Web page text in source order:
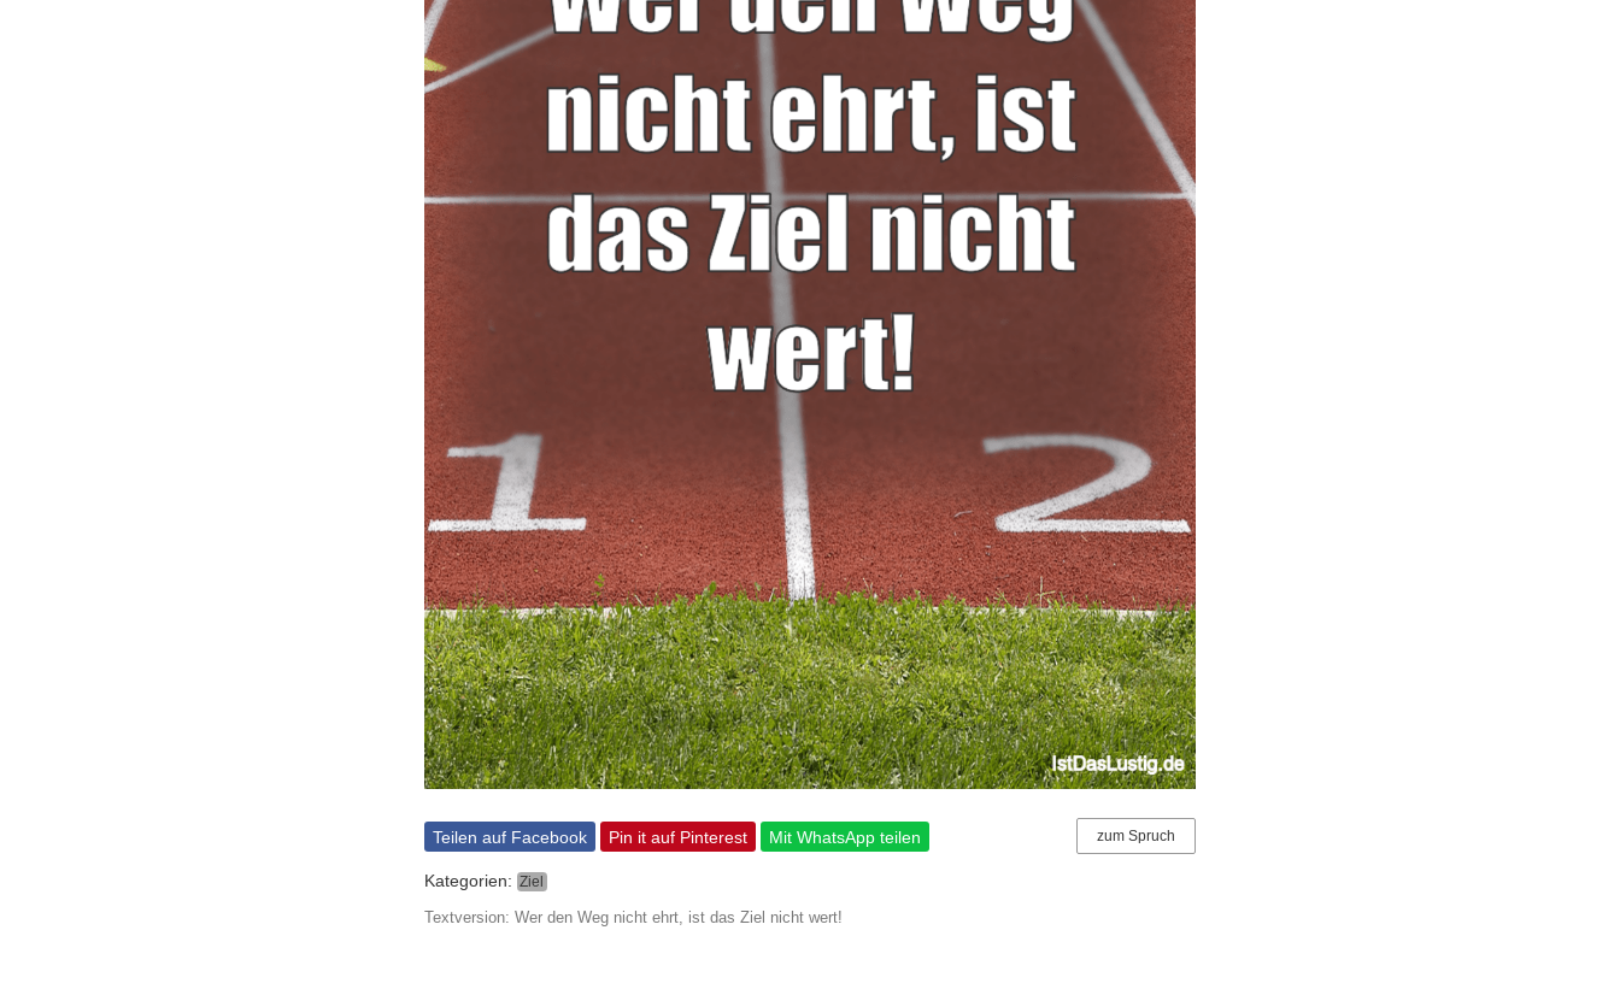
zum Spruch
Teilen auf Facebook Pin it auf Pinterest Mit WhatsApp teilen
Kategorien: Ziel
Textversion: Wer den Weg nicht ehrt, ist das Ziel nicht wert!